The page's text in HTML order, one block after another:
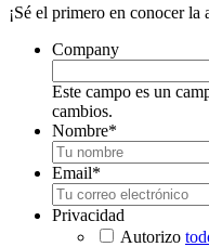
¡Sé el primero en conocer la
Company
Este campo es un
cambios.
Nombre*
Email*
Privacidad
Autorizo